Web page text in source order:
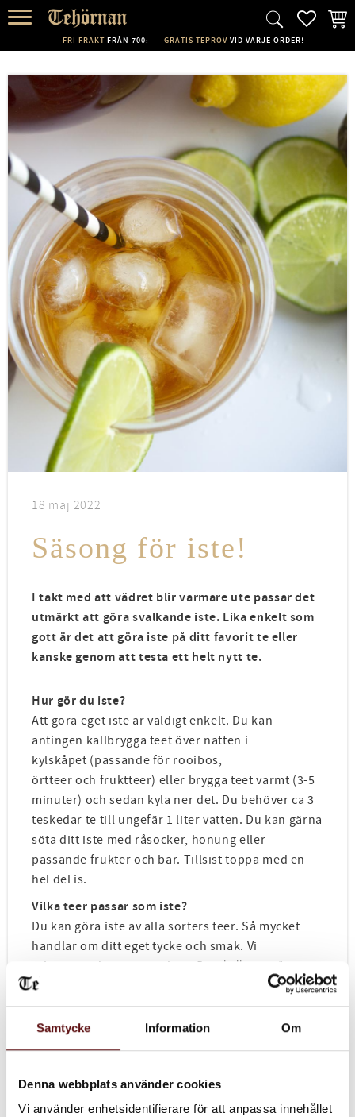
Samtycke Information Om
Denna webbplats använder cookies
Vi använder enhetsidentifierare för att anpassa innehållet
FRI FRAKT FRÅN 700:- GRATIS TEPROV VID VARJE ORDER!
18 maj 2022
Säsong för iste!
I takt med att vädret blir varmare ute passar det
utmärkt att göra svalkande iste. Lika enkelt som
gott är det att göra iste på ditt favorit te eller
kanske genom att testa ett helt nytt te.
Hur gör du iste?
Att göra eget iste är väldigt enkelt. Du kan
antingen kallbrygga teet över natten i
kylskåpet (passande för rooibos,
örtteer och fruktteer) eller brygga teet varmt (3-5
minuter) och sedan kyla ner det. Du behöver ca 3
teskedar te till ungefär 1 liter vatten. Du kan gärna
söta ditt iste med råsocker, honung eller
passande frukter och bär. Tillsist toppa med en
hel del is.
Vilka teer passar som iste?
Du kan göra iste av alla sorters teer. Så mycket
handlar om ditt eget tycke och smak. Vi
rekommenderar exemplevis Brunkullans gröna
och
som är speciellt framtagna för att
passa som iste. Utöver dessa tycker vi att det
svarta teet
Norrbyskär, storsäljaren Japanese lime
svart eller vittMullbärs te